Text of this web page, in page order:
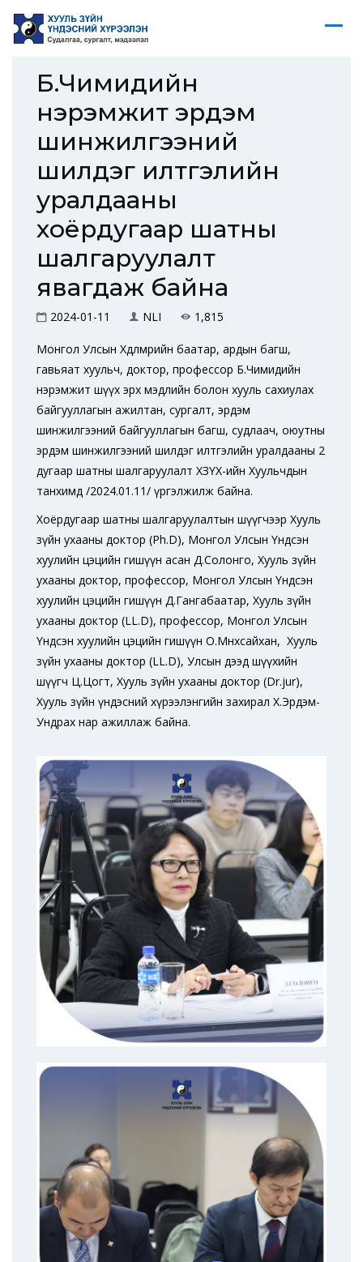
Б.Чимидийн
нэрэмжит эрдэм
шинжилгээний
шилдэг илтгэлийн
уралдааны
хоёрдугаар шатны
шалгаруулалт
явагдаж байна
2024-01-11 NLI 1,815
Монгол Улсын Хөдөлмөрийн баатар, ардын багш,
гавьяат хуульч, доктор, профессор Б.Чимидийн
нэрэмжит шүүх эрх мэдлийн болон хууль сахиулах
байгууллагын ажилтан, сургалт, эрдэм
шинжилгээний байгууллагын багш, судлаач, оюутны
эрдэм шинжилгээний шилдэг илтгэлийн уралдааны 2
дугаар шатны шалгаруулалт ХЗҮХ-ийн Хуульчдын
танхимд /2024.01.11/ үргэлжилж байна.
Хоёрдугаар шатны шалгаруулалтын шүүгчээр Хууль
зүйн ухааны доктор (Ph.D), Монгол Улсын Үндсэн
хуулийн цэцийн гишүүн асан Д.Солонго, Хууль зүйн
ухааны доктор, профессор, Монгол Улсын Үндсэн
хуулийн цэцийн гишүүн Д.Гангабаатар, Хууль зүйн
ухааны доктор (LL.D), профессор, Монгол Улсын
Үндсэн хуулийн цэцийн гишүүн О.Мөнхсайхан, Хууль
зүйн ухааны доктор (LL.D), Улсын дээд шүүхийн
шүүгч Ц.Цогт, Хууль зүйн ухааны доктор (Dr.jur),
Хууль зүйн үндэсний хүрээлэнгийн захирал Х.Эрдэм-
Ундрах нар ажиллаж байна.